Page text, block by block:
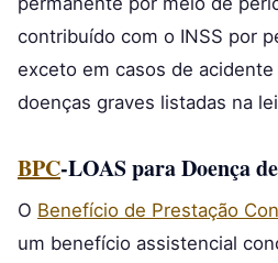
contribuído com o INSS por
exceto em casos de
doenças graves listadas na
BPC-LOAS para Doença
O Benefício de Prestação
um benefício assistencial